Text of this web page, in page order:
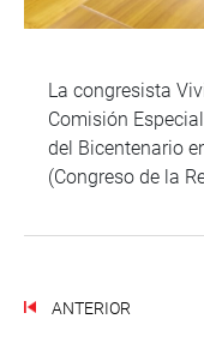
La congresista
Comisión
del Bicentenario
(Congreso de la
ANTERIOR